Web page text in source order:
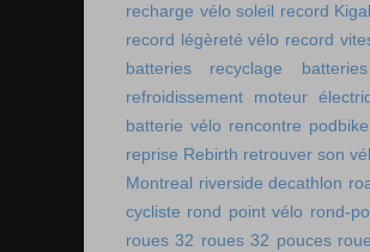
recharge vélo soleil record
record légèreté vélo record
batteries
recyclage
refroidissement moteur
batterie vélo rencontre podbike
reprise Rebirth retrouver son
Montreal riverside decathlon
cycliste rond point vélo rond-
roues 32 roues 32 pouces